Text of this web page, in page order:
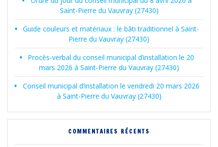
Saint-Pierre du Vauvray (27430)
Guide couleurs et matériaux : le bâti traditionnel à Saint-
Pierre du Vauvray (27430)
Procès-verbal du conseil municipal d’installation le 20
mars 2026 à Saint-Pierre du Vauvray (27430)
Conseil municipal d’installation le vendredi 20 mars 2026
à Saint-Pierre du Vauvray (27430)
COMMENTAIRES RÉCENTS